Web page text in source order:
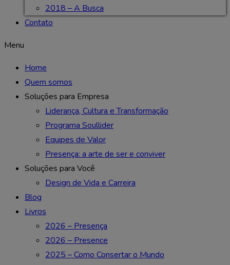
2018 – A Busca
Contato
Menu
Home
Quem somos
Soluções para Empresa
Liderança, Cultura e Transformação
Programa Soullider
Equipes de Valor
Presença: a arte de ser e conviver
Soluções para Você
Design de Vida e Carreira
Blog
Livros
2026 – Presença
2026 – Presence
2025 – Como Consertar o Mundo